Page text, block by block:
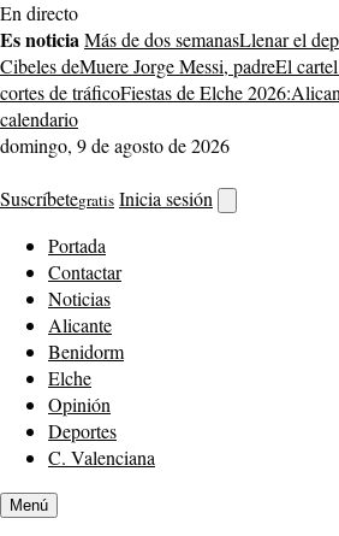
Saltar
al
contenido
En directo
Es noticiaMás de dos semanasLlenar el
Cibeles deMuere Jorge Messi, padreEl
cortes de tráficoFiestas de Elche 2026:
calendario
domingo, 9 de agosto de 2026
Suscríbetegratis Inicia sesión
buscador
Portada
Contactar
Noticias
Alicante
Benidorm
Elche
Opinión
Deportes
C. Valenciana
Menú